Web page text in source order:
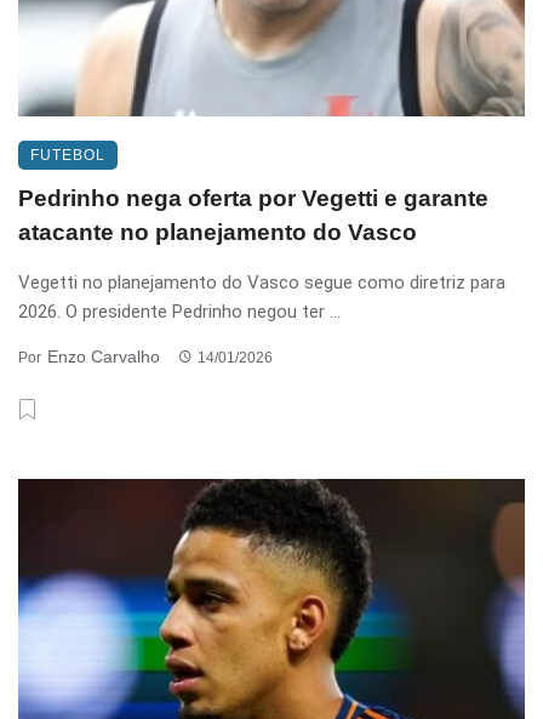
FUTEBOL
Pedrinho nega oferta por Vegetti e garante
atacante no planejamento do Vasco
Vegetti no planejamento do Vasco segue como diretriz para
2026. O presidente Pedrinho negou ter ...
Por Enzo Carvalho 14/01/2026